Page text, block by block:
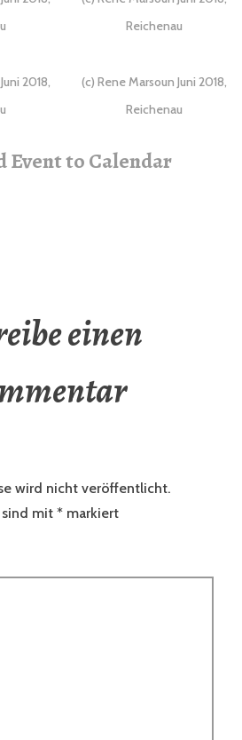
Reichenau
2018,
(c) Rene Marsoun Juni 2018,
Reichenau
Event to Calendar
einen
wird nicht veröffentlicht.
sind mit * markiert